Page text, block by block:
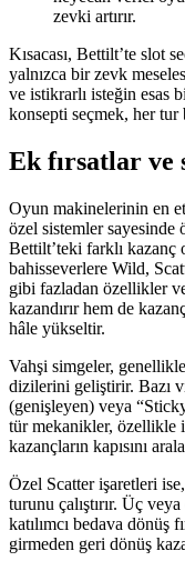
zevki artırır.
Kısacası, Bettilt’te slot
yalnızca bir zevk
ve istikrarlı isteğin esas
konsepti seçmek, her tur
Ek fırsatlar ve
Oyun makinelerinin en
özel sistemler sayesinde
Bettilt’teki farklı kazanç
bahisseverlere Wild,
gibi fazladan özellikler
kazandırır hem de
hâle yükseltir.
Vahşi simgeler,
dizilerini geliştirir. Bazı
(genişleyen) veya
tür mekanikler, özellikle
kazançların kapısını
Özel Scatter işaretleri
turunu çalıştırır. Üç
katılımcı bedava dönüş
girmeden geri dönüş